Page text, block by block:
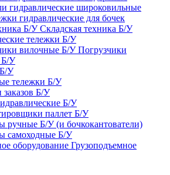
гидравлические широковильные
гидравлические для бочек
Складская техника Б/У
тележки Б/У
Погрузчики
Б/У
У
тележки Б/У
Б/У
Б/У
паллет Б/У
ручные Б/У (и бочкокантователи)
самоходные Б/У
Грузоподъемное